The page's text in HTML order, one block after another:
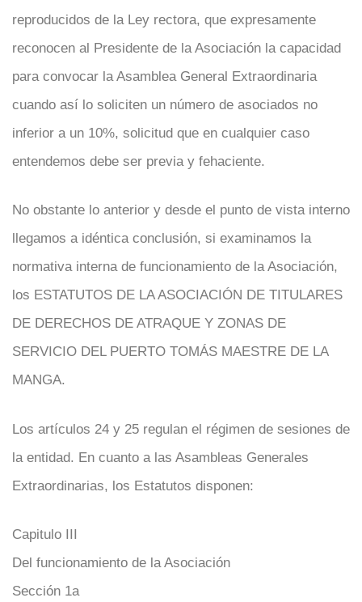
reproducidos de la Ley rectora, que expresamente
reconocen al Presidente de la Asociación la capacidad
para convocar la Asamblea General Extraordinaria
cuando así lo soliciten un número de asociados no
inferior a un 10%, solicitud que en cualquier caso
entendemos debe ser previa y fehaciente.
No obstante lo anterior y desde el punto de vista interno
llegamos a idéntica conclusión, si examinamos la
normativa interna de funcionamiento de la Asociación,
los ESTATUTOS DE LA ASOCIACIÓN DE TITULARES
DE DERECHOS DE ATRAQUE Y ZONAS DE
SERVICIO DEL PUERTO TOMÁS MAESTRE DE LA
MANGA.
Los artículos 24 y 25 regulan el régimen de sesiones de
la entidad. En cuanto a las Asambleas Generales
Extraordinarias, los Estatutos disponen:
Capitulo III
Del funcionamiento de la Asociación
Sección 1a